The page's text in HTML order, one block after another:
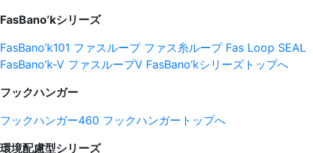
FasBano’kシリーズ
FasBano’k101 ファスループ ファス糸ループ Fas Loop SEAL
FasBano’k-V ファスループV FasBano’kシリーズトップへ
フックハンガー
フックハンガー460 フックハンガートップへ
環境配慮型シリーズ